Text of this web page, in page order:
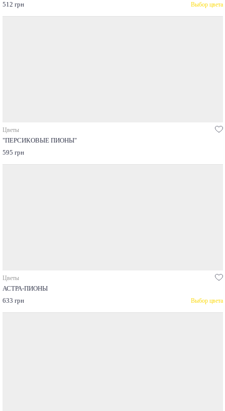
512 грн Выбор цвета
Цветы
"ПЕРСИКОВЫЕ ПИОНЫ"
595 грн
Цветы
АСТРА-ПИОНЫ
633 грн
Выбор цвета